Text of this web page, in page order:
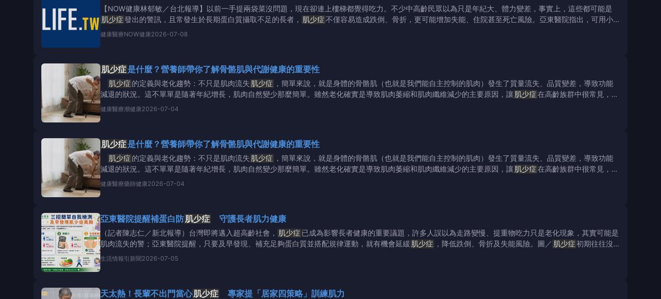
【NOW健康林郁敏／台北報導】以前一手提兩袋菜沒問題，現在卻連上樓梯都覺得吃力。不少中高齡民眾以為只是年紀大、體力變差，事實上，這些都可能是
肌少症發出的警訊，且常發生於長期蛋白質攝取不足的長者， 肌少症不僅容易造成跌倒、骨折，更可能增加失能、住院甚至死亡風險。亞東醫院指出，可用小
腿圍、手指圍
健康醫療NOW健康2026-07-08
肌少症是什麼？營養師帶你了解骨骼肌與代謝健康的重要性
肌少症 的定義與老化趨勢：不只是肌肉流失 肌少症 ，簡單來說，就是身體的骨骼肌（也就是我們能自主控制的肌肉）發生了質量流失、品質變差，導致功能
減退的狀況。這不單單是隨著年紀增長，肌肉自然變少那麼簡單。雖然老化確實是導致肌肉萎縮和肌肉纖維減少的主要原因，讓 肌少症在高齡族群中很常見，但
它也經常出現在有急
健康醫療潮健康2026-07-04
肌少症是什麼？營養師帶你了解骨骼肌與代謝健康的重要性
肌少症 的定義與老化趨勢：不只是肌肉流失 肌少症 ，簡單來說，就是身體的骨骼肌（也就是我們能自主控制的肌肉）發生了質量流失、品質變差，導致功能
減退的狀況。這不單單是隨著年紀增長，肌肉自然變少那麼簡單。雖然老化確實是導致肌肉萎縮和肌肉纖維減少的主要原因，讓 肌少症在高齡族群中很常見，但
它也經常出現在有急
健康醫療藥師健康2026-07-04
亞東醫院提醒補蛋白防肌少症 守護長者肌力健康
（記者陳志仁／新北報導）台灣即將邁入超高齡社會， 肌少症 已成為影響長者健康的重要議題，許多人誤以為走路變慢、提重物吃力只是老化現象，其實可能是
肌肉流失的警；亞東醫院提醒，只要及早發現、補充足夠蛋白質並搭配規律運動，就有機會延緩 肌少症 ，降低跌倒、骨折及失能風險。圖／ 肌少症初期往往沒
有明顯症狀，民眾可透
生活情報引新聞 2026-07-05
天太熱！長輩不出門當心肌少症 專家提「居家四策略」訓練肌力